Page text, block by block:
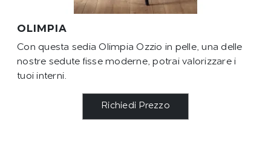
OLIMPIA
Con questa sedia Olimpia Ozzio in pelle, una delle
nostre sedute fisse moderne, potrai valorizzare i
tuoi interni.
Richiedi Prezzo